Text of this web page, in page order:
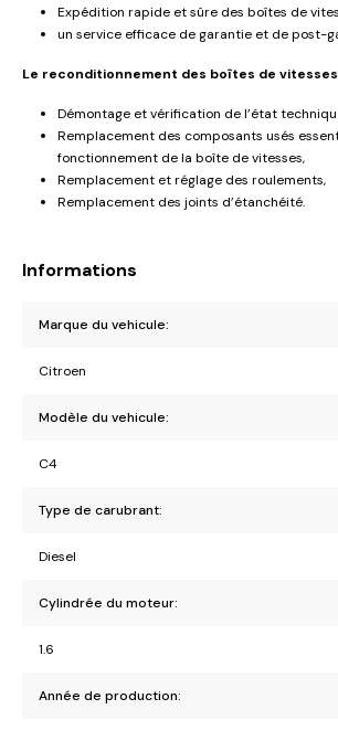
Expédition rapide et sûre des boîtes de
un service efficace de garantie et de post-
Le reconditionnement des boîtes de
Démontage et vérification de l’état
Remplacement des composants usés
fonctionnement de la boîte de vitesses,
Remplacement et réglage des roulements,
Remplacement des joints d’étanchéité.
Informations
Marque du vehicule:
Citroen
Modèle du vehicule:
C4
Type de carubrant:
Diesel
Cylindrée du moteur:
1.6
Année de production: